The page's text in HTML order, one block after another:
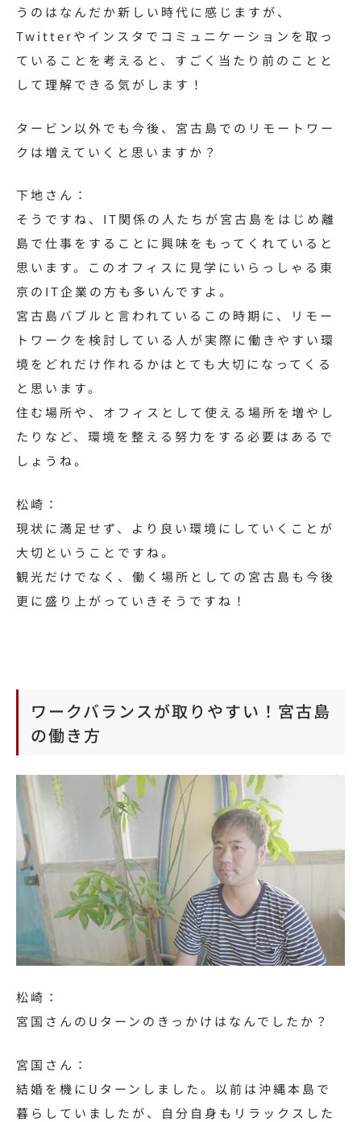
うのはなんだか新しい時代に感じますが、
Twitterやインスタでコミュニケーションを取っ
ていることを考えると、すごく当たり前のことと
して理解できる気がします！
タービン以外でも今後、宮古島でのリモートワー
クは増えていくと思いますか？
下地さん：
そうですね、 IT関係の人たちが宮古島をはじめ離
島で仕事をすることに興味をもってくれていると
思います。このオフィスに見学にいらっしゃる東
京のIT企業の方も多いんですよ。
宮古島バブルと言われているこの時期に、リモー
トワークを検討している人が実際に働きやすい環
境をどれだけ作れるかはとても大切になってくる
と思います。
住む場所や、オフィスとして使える場所を増やし
たりなど、環境を整える努力をする必要はあるで
しょうね。
松崎：
現状に満足せず、より良い環境にしていくことが
大切ということですね。
観光だけでなく、働く場所としての宮古島も今後
更に盛り上がっていきそうですね！
ワークバランスが取りやすい！宮古島
の働き方
松崎：
宮国さんのUターンのきっかけはなんでしたか？
宮国さん：
結婚を機にUターンしました。以前は沖縄本島で
暮らしていましたが、自分自身もリラックスした